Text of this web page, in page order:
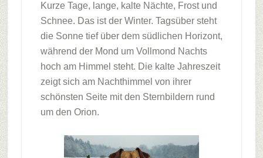
Kurze Tage, lange, kalte Nächte, Frost und
Schnee. Das ist der Winter. Tagsüber steht
die Sonne tief über dem südlichen Horizont,
während der Mond um Vollmond Nachts
hoch am Himmel steht. Die kalte Jahreszeit
zeigt sich am Nachthimmel von ihrer
schönsten Seite mit den Sternbildern rund
um den Orion.